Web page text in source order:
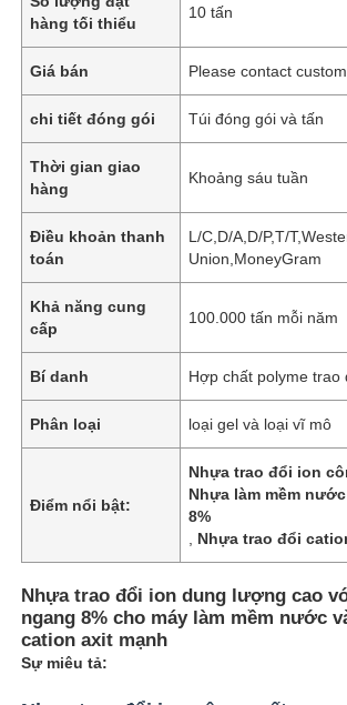
hàng tối thiểu
10 tấn
Giá bán Please contact
chi tiết đóng gói Túi đóng gói và tấn
Thời gian giao
hàng
Khoảng sáu tuần
Điều khoản thanh
toán
L/C,D/A,D/P,T/
Union,MoneyGram
Khả năng cung
cấp
100.000 tấn mỗi năm
Bí danh Hợp chất polyme trao
Phân loại loại gel và loại vĩ mô
Điểm nổi bật:
Nhựa trao đổi ion
Nhựa làm mềm
8%
Nhựa trao đổi
Nhựa trao đổi ion dung lượng cao
ngang 8% cho máy làm mềm nước
cation axit mạnh
Sự miêu tả: